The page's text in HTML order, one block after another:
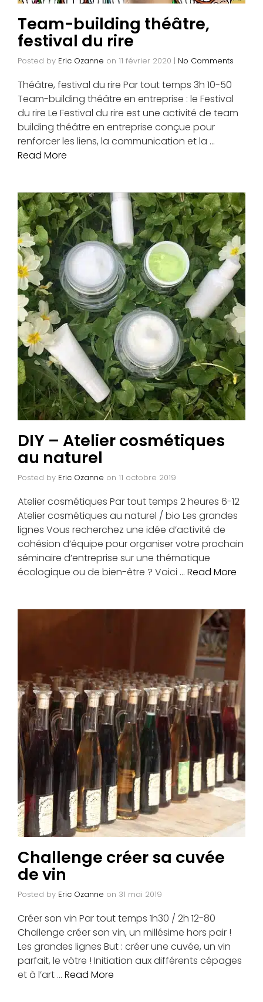
Team-building théâtre,
festival du rire
Posted by Eric Ozanne on 11 février 2020 | No Comments
Théâtre, festival du rire Par tout temps 3h 10-50
Team-building théâtre en entreprise : le Festival
du rire Le Festival du rire est une activité de team
building théâtre en entreprise conçue pour
renforcer les liens, la communication et la …
Read More
DIY – Atelier cosmétiques
au naturel
Posted by Eric Ozanne on 11 octobre 2019
Atelier cosmétiques Par tout temps 2 heures 6-12
Atelier cosmétiques au naturel / bio Les grandes
lignes Vous recherchez une idée d’activité de
cohésion d’équipe pour organiser votre prochain
séminaire d’entreprise sur une thématique
écologique ou de bien-être ? Voici … Read More
Challenge créer sa cuvée
de vin
Posted by Eric Ozanne on 31 mai 2019
Créer son vin Par tout temps 1h30 / 2h 12-80
Challenge créer son vin, un millésime hors pair !
Les grandes lignes But : créer une cuvée, un vin
parfait, le vôtre ! Initiation aux différents cépages
et à l’art … Read More